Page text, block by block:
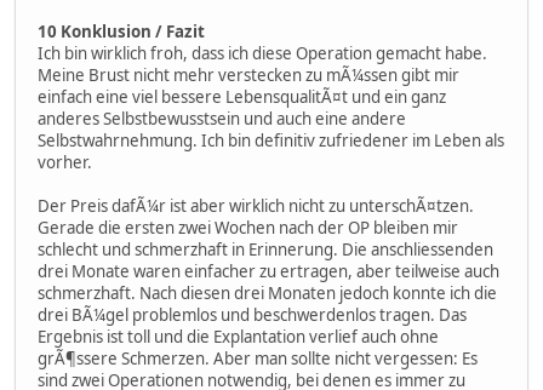
10 Konklusion / Fazit
Ich bin wirklich froh, dass ich diese Operation gemacht habe.
Meine Brust nicht mehr verstecken zu mÃ¼ssen gibt mir
einfach eine viel bessere LebensqualitÃ¤t und ein ganz
anderes Selbstbewusstsein und auch eine andere
Selbstwahrnehmung. Ich bin definitiv zufriedener im Leben als
vorher.
Der Preis dafÃ¼r ist aber wirklich nicht zu unterschÃ¤tzen.
Gerade die ersten zwei Wochen nach der OP bleiben mir
schlecht und schmerzhaft in Erinnerung. Die anschliessenden
drei Monate waren einfacher zu ertragen, aber teilweise auch
schmerzhaft. Nach diesen drei Monaten jedoch konnte ich die
drei BÃ¼gel problemlos und beschwerdenlos tragen. Das
Ergebnis ist toll und die Explantation verlief auch ohne
grÃ¶ssere Schmerzen. Aber man sollte nicht vergessen: Es
sind zwei Operationen notwendig, bei denen es immer zu